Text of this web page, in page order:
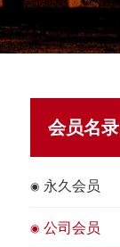
会员名录
永久会员
公司会员